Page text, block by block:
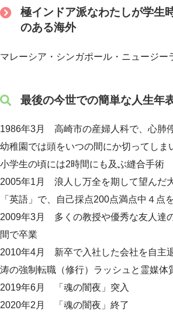
極インドア派なわたしが学生
のある海外
マレーシア・シンガポール・ニュージー
最後の今世での簡単な人生年
1986年3月 高崎市の産婦人科で、心肺
幼稚園では頭をいつの間にか切ってしま
小学生の頃には2時間にも及ぶ縫合手術
2005年1月 浪人し万全を期して望んだ
「英語」で、自己採点200点満点中４点
2009年3月 多くの教授や優秀な友人達
間で卒業
2010年4月 新卒で入社した会社を自主
涛の強制転職（修行）ラッシュと霊媒体
2019年6月 「魂の闇夜」突入
2020年2月 「魂の闇夜」終了